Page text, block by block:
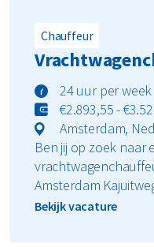
Chauffeur
24 uur per week
€2.893,55 -
Amsterdam,
Ben jij op zoek naar
Amsterdam
Bekijk vacature